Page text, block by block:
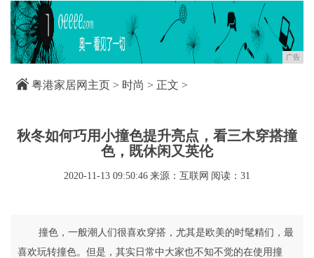
广告
粤港家居网主页 > 时尚 > 正文 >
秋冬如何巧用小撞色提升亮点，看三木穿搭撞
色，既休闲又英伦
2020-11-13 09:50:46 来源：互联网 阅读：31
撞色，一般潮人们很喜欢穿搭，尤其是欧美的时髦精们，最
喜欢玩转撞色。但是，其实日常中大家也不知不觉的在使用撞